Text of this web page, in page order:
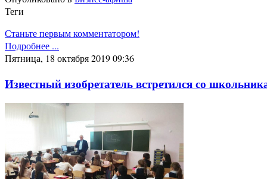
Теги
Станьте первым комментатором!
Подробнее ...
Пятница, 18 октября 2019 09:36
Известный изобретатель встретился со